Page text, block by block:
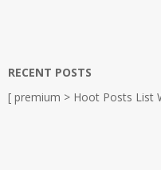
RECENT POSTS
[ premium > Hoot Posts List